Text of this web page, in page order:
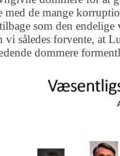
med de mange
som den endelige
vi således forvente, at
dommere